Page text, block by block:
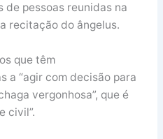
de pessoas reunidas na
recitação do ângelus.
que têm
a “agir com decisão para
vergonhosa”, que é
civil”.